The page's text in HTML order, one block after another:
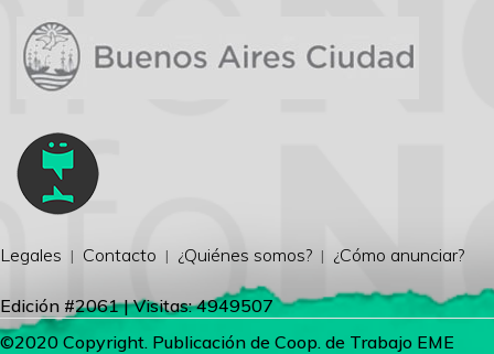
Legales Contacto ¿Quiénes somos? ¿Cómo anunciar?
Edición #2061 | Visitas: 4949507
©2020 Copyright. Publicación de Coop. de Trabajo EME